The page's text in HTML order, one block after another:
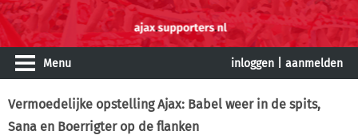
Menu inloggen aanmelden
Vermoedelijke opstelling Ajax: Babel weer in de spits,
Sana en Boerrigter op de flanken